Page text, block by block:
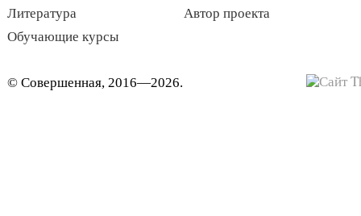
Литература
Обучающие курсы
Автор проекта
© Совершенная, 2016—2026.